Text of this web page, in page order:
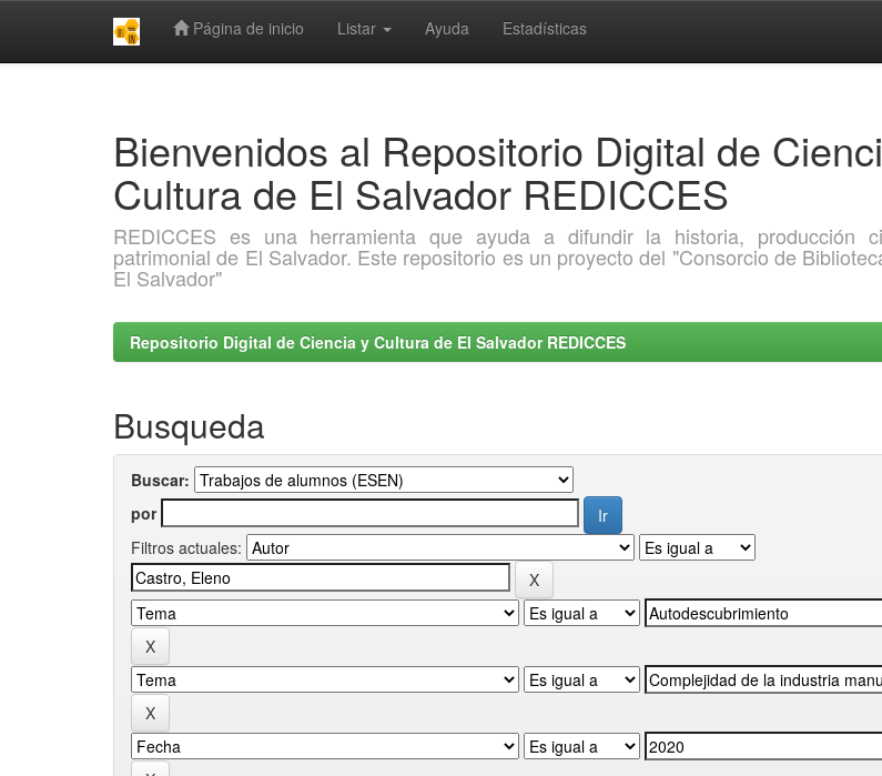
Página de inicio Listar Ayuda Estadísticas
Bienvenidos al Repositorio Digital de
Cultura de El Salvador REDICCES
REDICCES es una herramienta que ayuda a difundir la historia, producción
patrimonial de El Salvador. Este repositorio es un proyecto del "Consorcio de
El Salvador"
Repositorio Digital de Ciencia y Cultura de El Salvador REDICCES
Busqueda
Buscar:
por
Filtros actuales: